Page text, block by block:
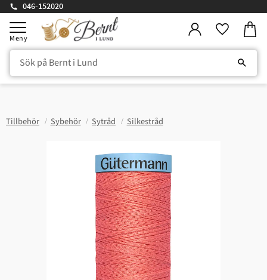
Meny
046-152020
Tillbehör Sybehör Sytråd Silkestråd